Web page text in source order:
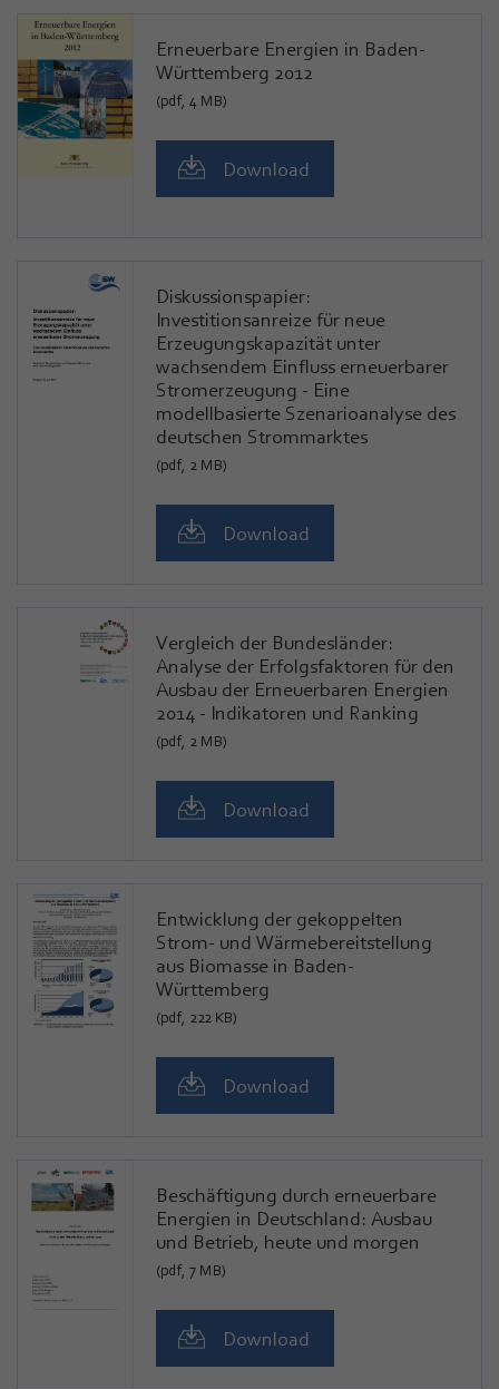
Erneuerbare Energien in Baden-
Württemberg 2012
(pdf, 4 MB)
Download
Diskussionspapier:
Investitionsanreize für neue
Erzeugungskapazität unter
wachsendem Einfluss erneuerbarer
Stromerzeugung - Eine
modellbasierte Szenarioanalyse des
deutschen Strommarktes
(pdf, 2 MB)
Download
Vergleich der Bundesländer:
Analyse der Erfolgsfaktoren für den
Ausbau der Erneuerbaren Energien
2014 - Indikatoren und Ranking
(pdf, 2 MB)
Download
Entwicklung der gekoppelten
Strom- und Wärmebereitstellung
aus Biomasse in Baden-
Württemberg
(pdf, 222 KB)
Download
Beschäftigung durch erneuerbare
Energien in Deutschland: Ausbau
und Betrieb, heute und morgen
(pdf, 7 MB)
Download